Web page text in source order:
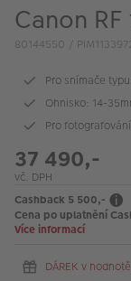
Akce a slevy
Canon
80144550 /
Pro snímače
Ohnisko: 14-
Pro
37 490,-
vč. DPH
Cashback 5 500,-
Cena po uplatnění
Více informací
DÁREK v